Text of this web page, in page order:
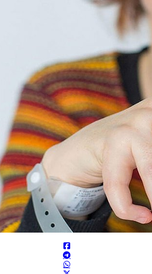
الفلفل وعلى مركبة الإسعاف بالحجارة
جنوبي لبنان
لكن الوضع تحت السيطرة